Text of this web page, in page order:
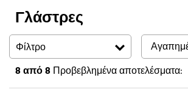
Αναζήτηση
Γλάστρες
Φίλτρο
8από 8Προβεβλημένα αποτελέσματα: